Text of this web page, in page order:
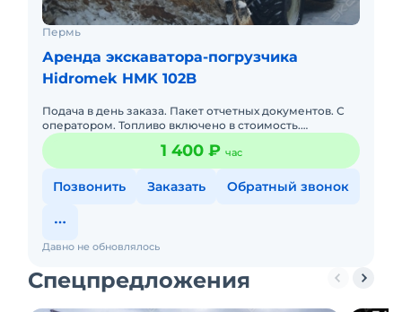
Пермь
Аренда экскаватора-погрузчика
Hidromek HMK 102B
Подача в день заказа. Пакет отчетных документов. С
оператором. Топливо включено в стоимость.
Долгосрочная аренда.
1 400 ₽ час
Позвонить Заказать Обратный звонок
Давно не обновлялось
Спецпредложения